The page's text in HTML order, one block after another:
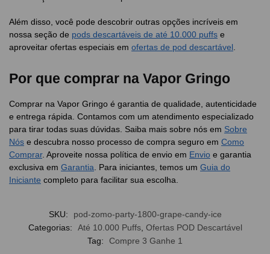
Além disso, você pode descobrir outras opções incríveis em
nossa seção de pods descartáveis de até 10.000 puffs e
aproveitar ofertas especiais em ofertas de pod descartável
Por que comprar na Vapor Gringo
Comprar na Vapor Gringo é garantia de qualidade, autenticidade
e entrega rápida. Contamos com um atendimento especializado
para tirar todas suas dúvidas. Saiba mais sobre nós em Sobre
Nós e descubra nosso processo de compra seguro em Como
Comprar. Aproveite nossa política de envio em Envio e garantia
exclusiva em Garantia . Para iniciantes, temos um Guia do
Iniciante completo para facilitar sua escolha.
SKU:
pod-zomo-party-1800-grape-candy-ice
Categorias:
Até 10.000 Puffs, Ofertas POD Descartável
Tag:
Compre 3 Ganhe 1